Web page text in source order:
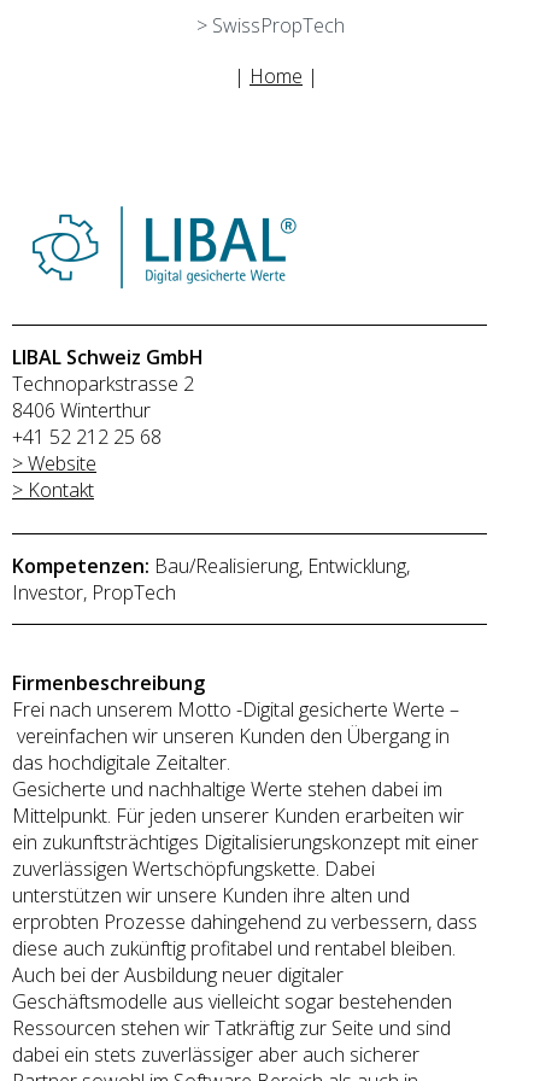
> SwissPropTech
| Home |
LIBAL Schweiz GmbH
Technoparkstrasse 2
8406 Winterthur
+41 52 212 25 68
> Website
> Kontakt
Kompetenzen: Bau/Realisierung, Entwicklung,
Investor, PropTech
Firmenbeschreibung
Frei nach unserem Motto -Digital gesicherte Werte –
vereinfachen wir unseren Kunden den Übergang in
das hochdigitale Zeitalter.
Gesicherte und nachhaltige Werte stehen dabei im
Mittelpunkt. Für jeden unserer Kunden erarbeiten wir
ein zukunftsträchtiges Digitalisierungskonzept mit einer
zuverlässigen Wertschöpfungskette. Dabei
unterstützen wir unsere Kunden ihre alten und
erprobten Prozesse dahingehend zu verbessern, dass
diese auch zukünftig profitabel und rentabel bleiben.
Auch bei der Ausbildung neuer digitaler
Geschäftsmodelle aus vielleicht sogar bestehenden
Ressourcen stehen wir Tatkräftig zur Seite und sind
dabei ein stets zuverlässiger aber auch sicherer